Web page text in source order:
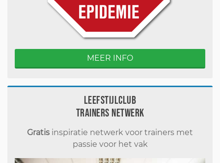
MEER INFO
Leefstijlclub
Trainers Netwerk
Gratis inspiratie netwerk voor trainers met
passie voor het vak